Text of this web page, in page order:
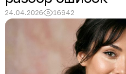
24.04.2026 16942